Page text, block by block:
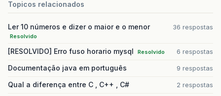
Topicos relacionados
Ler 10 números e dizer o maior e o menor
Resolvido
36 respostas
[RESOLVIDO] Erro fuso horario mysql Resolvido 6 respostas
Documentação java em português 9 respostas
Qual a diferença entre C , C++ , C# 2 respostas